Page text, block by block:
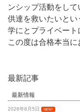
ンシップ活動をし
供達を救いたいと
学にとプライベート
この度は合格本当に
最新記事
最新情報
2026年8月5日 NEW!